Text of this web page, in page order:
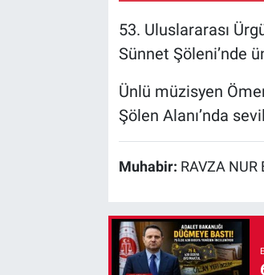
53. Uluslararası
Sünnet Şöleni’nde
Ünlü müzisyen
Şölen Alanı’nda
Muhabir: RAVZA NUR